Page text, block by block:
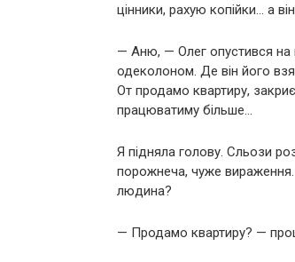
цінники, рахую копійки… а
— Аню, — Олег опустився на
одеколоном. Де він його
От продамо квартиру,
працюватиму більше…
Я підняла голову. Сльози
порожнеча, чуже
людина?
— Продамо квартиру? —